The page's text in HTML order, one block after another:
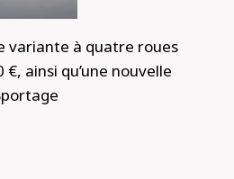
variante à quatre roues
ainsi qu’une nouvelle